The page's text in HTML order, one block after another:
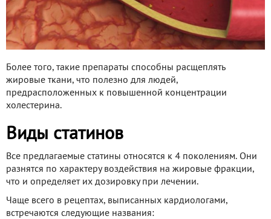
Более того, такие препараты способны расщеплять
жировые ткани, что полезно для людей,
предрасположенных к повышенной концентрации
холестерина.
Виды статинов
Все предлагаемые статины относятся к 4 поколениям. Они
разнятся по характеру воздействия на жировые фракции,
что и определяет их дозировку при лечении.
Чаще всего в рецептах, выписанных кардиологами,
встречаются следующие названия: